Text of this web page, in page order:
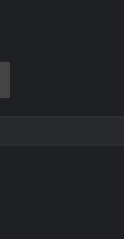
Yazdır